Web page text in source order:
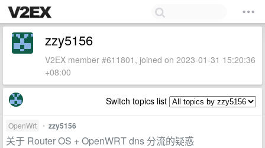
zzy5156
V2EX member #611801, joined on 2023-01-31 15:20:36
+08:00
Switch topics list
OpenWrt • zzy5156
关于 Router OS + OpenWRT dns 分流的疑惑